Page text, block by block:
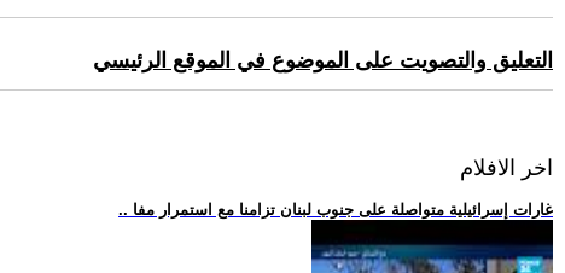
التعليق والتصويت على الموضوع في الموقع الرئيسي
اخر الافلام
.. غارات إسرائيلية متواصلة على جنوب لبنان تزامنا مع استمرار مفا